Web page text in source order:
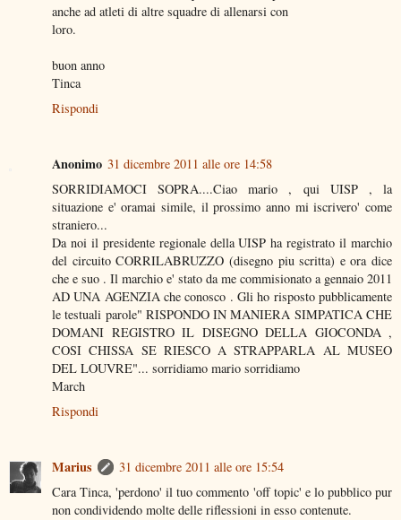
anche ad atleti di altre squadre di allenarsi con
loro.
buon anno
Tinca
Rispondi
Anonimo 31 dicembre 2011 alle ore 14:58
SORRIDIAMOCI SOPRA....Ciao mario , qui UISP , la
situazione e' oramai simile, il prossimo anno mi iscrivero' come
straniero...
Da noi il presidente regionale della UISP ha registrato il marchio
del circuito CORRILABRUZZO (disegno piu scritta) e ora dice
che e suo . Il marchio e' stato da me commisionato a gennaio 2011
AD UNA AGENZIA che conosco . Gli ho risposto pubblicamente
le testuali parole" RISPONDO IN MANIERA SIMPATICA CHE
DOMANI REGISTRO IL DISEGNO DELLA GIOCONDA ,
COSI CHISSA SE RIESCO A STRAPPARLA AL MUSEO
DEL LOUVRE"... sorridiamo mario sorridiamo
March
Rispondi
Marius
31 dicembre 2011 alle ore 15:54
Cara Tinca, 'perdono' il tuo commento 'off topic' e lo pubblico pur
non condividendo molte delle riflessioni in esso contenute.